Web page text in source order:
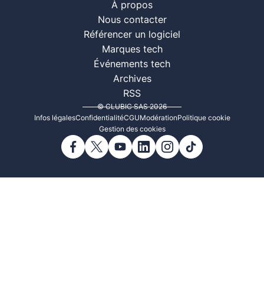
À propos
Nous contacter
Référencer un logiciel
Marques tech
Événements tech
Archives
RSS
© CLUBIC SAS 2026
Infos légalesConfidentialitéCGUModérationPolitique cookie
Gestion des cookies